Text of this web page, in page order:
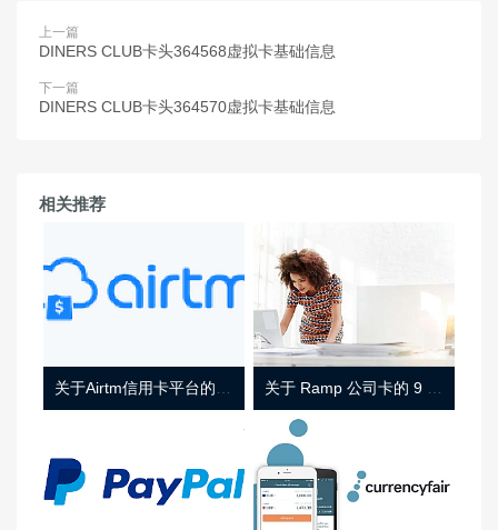
上一篇
DINERS CLUB卡头364568虚拟卡基础信息
下一篇
DINERS CLUB卡头364570虚拟卡基础信息
相关推荐